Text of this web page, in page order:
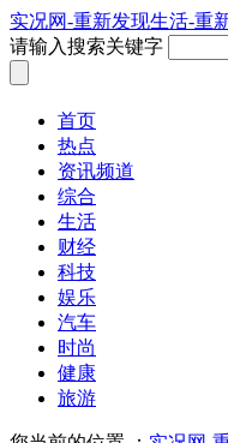
实况网-重新发现生活-重
请输入搜索关键字
首页
热点
资讯频道
综合
生活
财经
科技
娱乐
汽车
时尚
健康
旅游